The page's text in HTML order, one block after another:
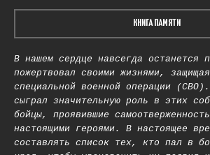
КНИГА ПАМЯТИ
В нашем сердце навсегда останется
пожертвовал своими жизнями,
специальной военной операции
сыграл значительную роль в этих
бойцы, проявившие
настоящими героями. В настоящее
составлять список тех, кто пал в